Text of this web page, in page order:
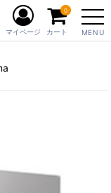
MENU
マイページ カート
0